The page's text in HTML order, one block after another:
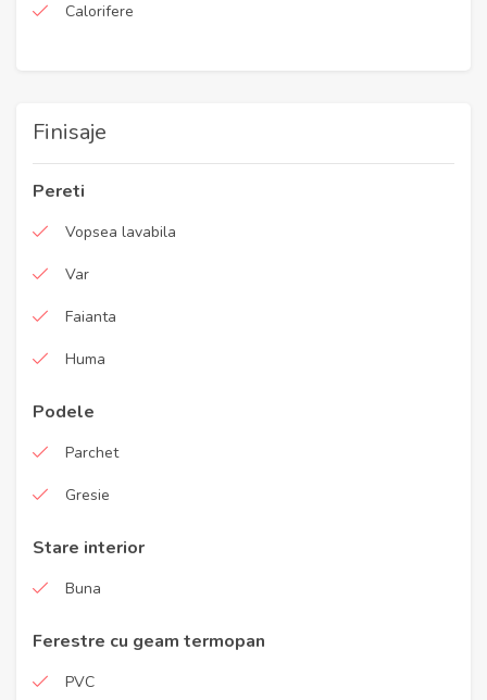
Calorifere
Finisaje
Pereti
Vopsea lavabila
Var
Faianta
Huma
Podele
Parchet
Gresie
Stare interior
Buna
Ferestre cu geam termopan
PVC